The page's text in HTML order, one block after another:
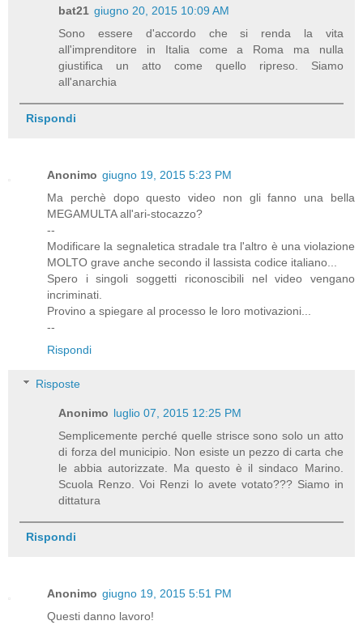
bat21 giugno 20, 2015 10:09 AM
Sono essere d'accordo che si renda la vita
all'imprenditore in Italia come a Roma ma nulla
giustifica un atto come quello ripreso. Siamo
all'anarchia
Rispondi
Anonimo giugno 19, 2015 5:23 PM
Ma perchè dopo questo video non gli fanno una bella
MEGAMULTA all'ari-stocazzo?
--
Modificare la segnaletica stradale tra l'altro è una violazione
MOLTO grave anche secondo il lassista codice italiano...
Spero i singoli soggetti riconoscibili nel video vengano
incriminati.
Provino a spiegare al processo le loro motivazioni...
--
Rispondi
Risposte
Anonimo luglio 07, 2015 12:25 PM
Semplicemente perché quelle strisce sono solo un atto
di forza del municipio. Non esiste un pezzo di carta che
le abbia autorizzate. Ma questo è il sindaco Marino.
Scuola Renzo. Voi Renzi lo avete votato??? Siamo in
dittatura
Rispondi
Anonimo giugno 19, 2015 5:51 PM
Questi danno lavoro!